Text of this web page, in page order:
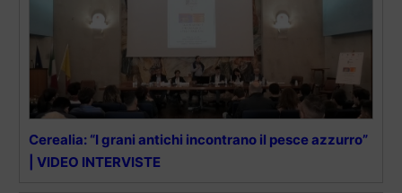
Cerealia: “I grani antichi incontrano il pesce azzurro”
| VIDEO INTERVISTE